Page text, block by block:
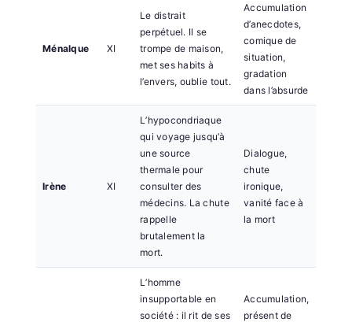
Ménalque XI
Le distrait
perpétuel. Il se
trompe de maison,
met ses habits à
l’envers, oublie tout.
Accumulation
d’anecdotes,
comique de
situation,
gradation
dans l’absurde
Irène XI
L’hypocondriaque
qui voyage jusqu’à
une source
thermale pour
consulter des
médecins. La chute
rappelle
brutalement la
mort.
Dialogue,
chute
ironique,
vanité face à
la mort
L’homme
insupportable en
société : il rit de ses
Accumulation,
présent de